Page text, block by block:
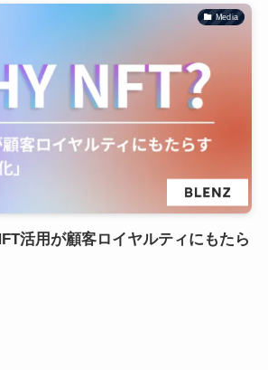
Media
活用が顧客ロイヤルティにもたら